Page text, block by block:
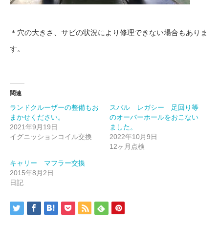
＊穴の大きさ、サビの状況により修理できない場合もありま
す。
関連
ランドクルーザーの整備もお
まかせください。
2021年9月19日
イグニッションコイル交換
スバル レガシー 足回り等
のオーバーホールをおこない
ました。
2022年10月9日
12ヶ月点検
キャリー マフラー交換
2015年8月2日
日記